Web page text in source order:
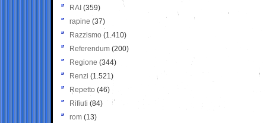
RAI (359)
rapine (37)
Razzismo (1.410)
Referendum (200)
Regione (344)
Renzi (1.521)
Repetto (46)
Rifiuti (84)
rom (13)